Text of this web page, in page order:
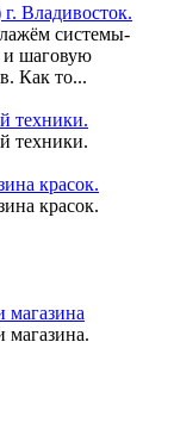
Владивосток.
системы-
и шаговую
Как то...
техники.
техники.
красок.
красок.